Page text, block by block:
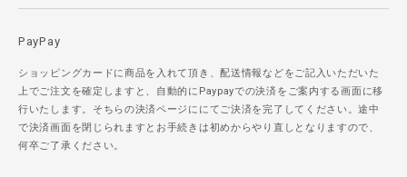
PayPay
ショッピングカードに商品を入れて頂き、配送情報などをご記入いただいた
上でご注文を確定しますと、自動的にPaypayでの決済をご案内する画面に移
行いたします。そちらの決済ページににてご決済を完了してください。途中
で決済画面を閉じられますとお手続きは初めからやり直しとなりますので、
何卒ご了承ください。